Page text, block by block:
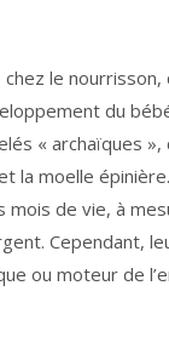
le
du
« archaïques
la moelle
de vie, à
Cependant,
ou moteur de